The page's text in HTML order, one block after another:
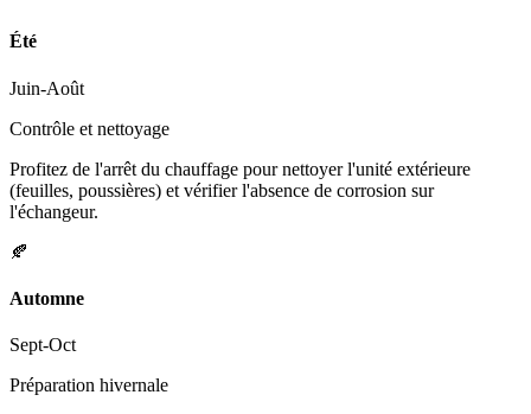
Été
Juin-Août
Contrôle et nettoyage
Profitez de l'arrêt du chauffage pour nettoyer l'unité extérieure
(feuilles, poussières) et vérifier l'absence de corrosion sur
l'échangeur.
🍂
Automne
Sept-Oct
Préparation hivernale